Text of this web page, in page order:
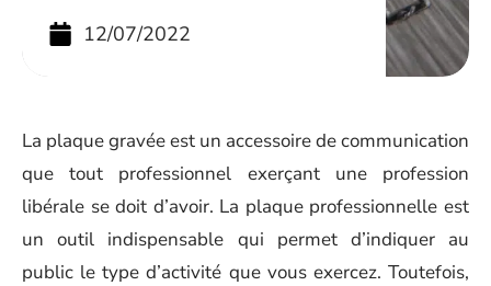
12/07/2022
La plaque gravée est un accessoire de communication
que tout professionnel exerçant une profession
libérale se doit d’avoir. La plaque professionnelle est
un outil indispensable qui permet d’indiquer au
public le type d’activité que vous exercez. Toutefois,